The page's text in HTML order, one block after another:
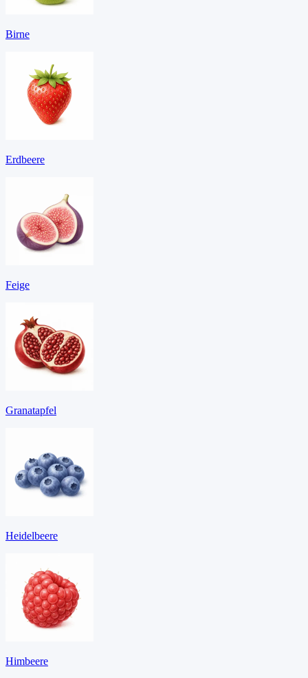
Birne
Erdbeere
Feige
Granatapfel
Heidelbeere
Himbeere